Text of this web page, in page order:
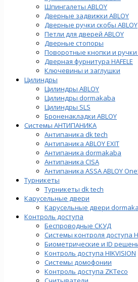
Шпингалеты ABLOY
Дверные задвижки ABLOY
Дверные ручки скобы ABLOY
Петли для дверей ABLOY
Дверные стопоры
Поворотные кнопки и ручки
Дверная фурнитура HAFELE
Ключевины и заглушки
Цилиндры
Цилиндры ABLOY
Цилиндры dormakaba
Цилиндры SLS
Броненакладки ABLOY
Системы АНТИПАНИКА
Антипаника dk tech
Антипаника ABLOY EXIT
Антипаника dormakaba
Антипаника СISA
Антипаника ASSA ABLOY
Турникеты
Турникеты dk tech
Карусельные двери
Карусельные двери
Контроль доступа
Беспроводные СКУД
Системы контроля доступа
Биометрические и ID
Контроль доступа HIKVISION
Системы домофонии
Контроль доступа ZKTeco